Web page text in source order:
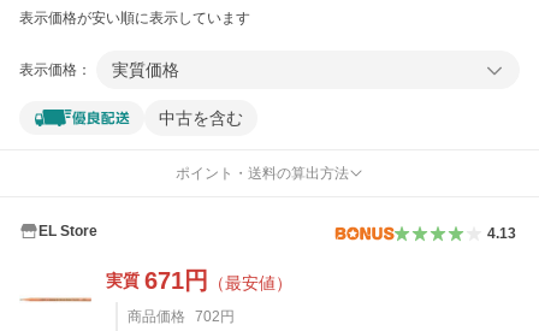
表示価格が安い順に表示しています
表示価格： 実質価格
中古を含む
ポイント・送料の算出方法
EL Store 4.13
実質 671円 （最安値）
商品価格 702 円